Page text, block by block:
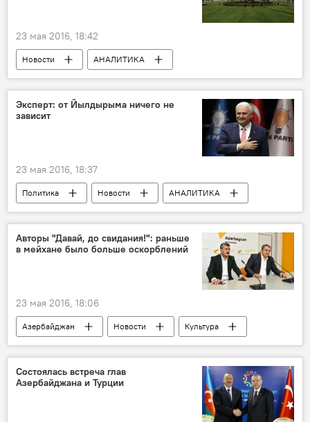
23 мая 2016, 18:42
Новости
АНАЛИТИКА
Новости мира
Россия
Россия
Александр Храмчихин
Эксперт: от Йылдырыма ничего не
зависит
23 мая 2016, 18:37
Политика Новости
АНАЛИТИКА
Новости мира
Турция
Ровшан Ибрагимов
Премьер-министр
Авторы "Давай, до свидания!": раньше
в мейхане было больше оскорблений
23 мая 2016, 18:06
Азербайджан Новости
Культура
ЖИЗНЬ
Баку
Интигам Рустамов
Эхтирам Рустамов
Состоялась встреча глав
Азербайджана и Турции